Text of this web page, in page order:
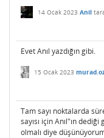
14 Ocak 2023 Anil
Evet Anıl yazdığın gibi.
15 Ocak 2023
Tam sayı noktalarda
sayısı için Anıl"ın dediği
olmalı diye